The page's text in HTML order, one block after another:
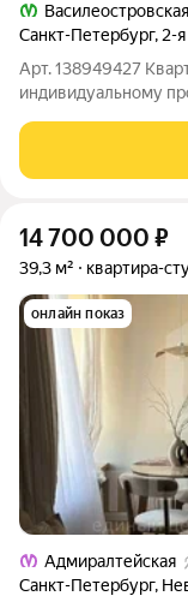
Василеостровская
Санкт-Петербург, 2-
Арт. 138949427
индивидуальному
гардеробной,
гардеробную при
14 700 000 ₽
39,3 м² квартира-
онлайн показ
Адмиралтейская
Санкт-Петербург,